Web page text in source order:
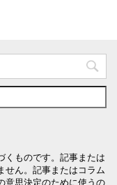
くものです。記事または
せん。記事またはコラム
意思決定のために使うの